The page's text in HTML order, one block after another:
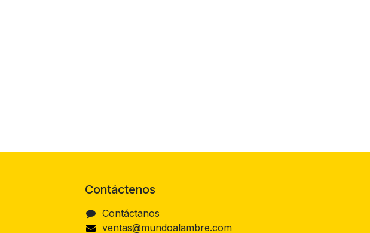
Contáctenos
Contáctanos
ventas@mundoalambre.com